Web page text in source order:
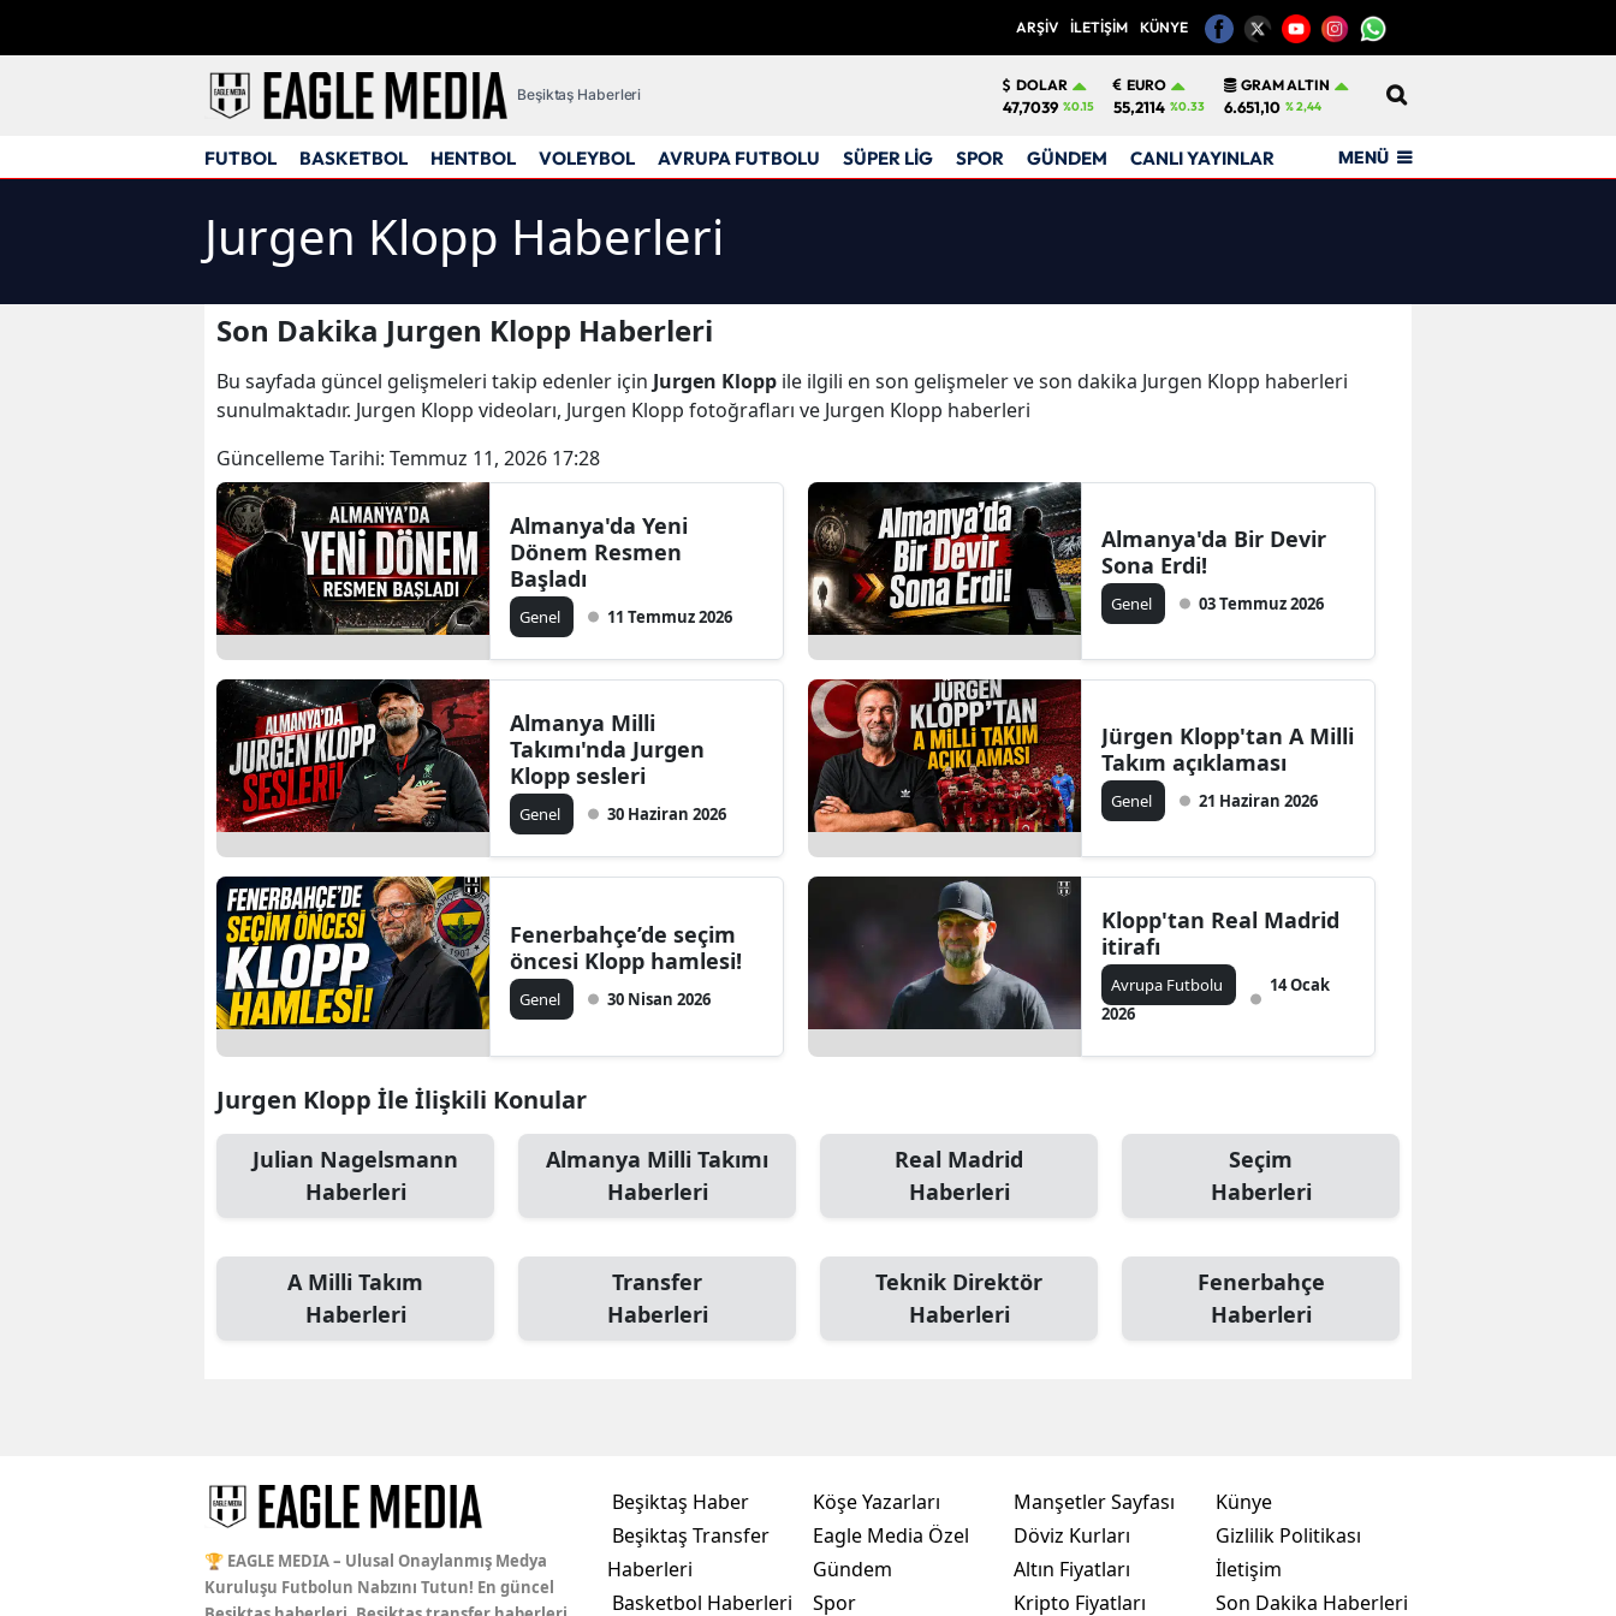
ARŞİV İLETİŞİM KÜNYE
Beşiktaş Haberleri
DOLAR
47,7039 %0.15
EURO
55,2114 %0.33
GRAM ALTIN
6.651,10 % 2,44
FUTBOL BASKETBOL HENTBOL VOLEYBOL AVRUPA FUTBOLU SÜPER LİG SPOR GÜNDEM CANLI YAYINLAR MENÜ
Jurgen Klopp Haberleri
Son Dakika Jurgen Klopp Haberleri
Bu sayfada güncel gelişmeleri takip edenler için Jurgen Klopp ile ilgili en son gelişmeler ve son dakika Jurgen Klopp haberleri
sunulmaktadır. Jurgen Klopp videoları, Jurgen Klopp fotoğrafları ve Jurgen Klopp haberleri
Güncelleme Tarihi: Temmuz 11, 2026 17:28
Almanya'da Yeni
Dönem Resmen
Başladı
Genel 11 Temmuz 2026
Almanya'da Bir Devir
Sona Erdi!
Genel 03 Temmuz 2026
Almanya Milli
Takımı'nda Jurgen
Klopp sesleri
Genel 30 Haziran 2026
Jürgen Klopp'tan A Milli
Takım açıklaması
Genel 21 Haziran 2026
Fenerbahçe’de seçim
öncesi Klopp hamlesi!
Genel 30 Nisan 2026
Klopp'tan Real Madrid
itirafı
Avrupa Futbolu
14 Ocak
2026
Jurgen Klopp İle İlişkili Konular
Julian Nagelsmann
Haberleri
Almanya Milli Takımı
Haberleri
Real Madrid
Haberleri
Seçim
Haberleri
A Milli Takım
Haberleri
Transfer
Haberleri
Teknik Direktör
Haberleri
Fenerbahçe
Haberleri
🏆 EAGLE MEDIA – Ulusal Onaylanmış Medya
Kuruluşu Futbolun Nabzını Tutun! En güncel
Beşiktaş Haber
Beşiktaş Transfer
Haberleri
Basketbol Haberleri
Köşe Yazarları
Eagle Media Özel
Gündem
Spor
Manşetler Sayfası
Döviz Kurları
Altın Fiyatları
Kripto Fiyatları
Künye
Gizlilik Politikası
İletişim
Son Dakika Haberleri